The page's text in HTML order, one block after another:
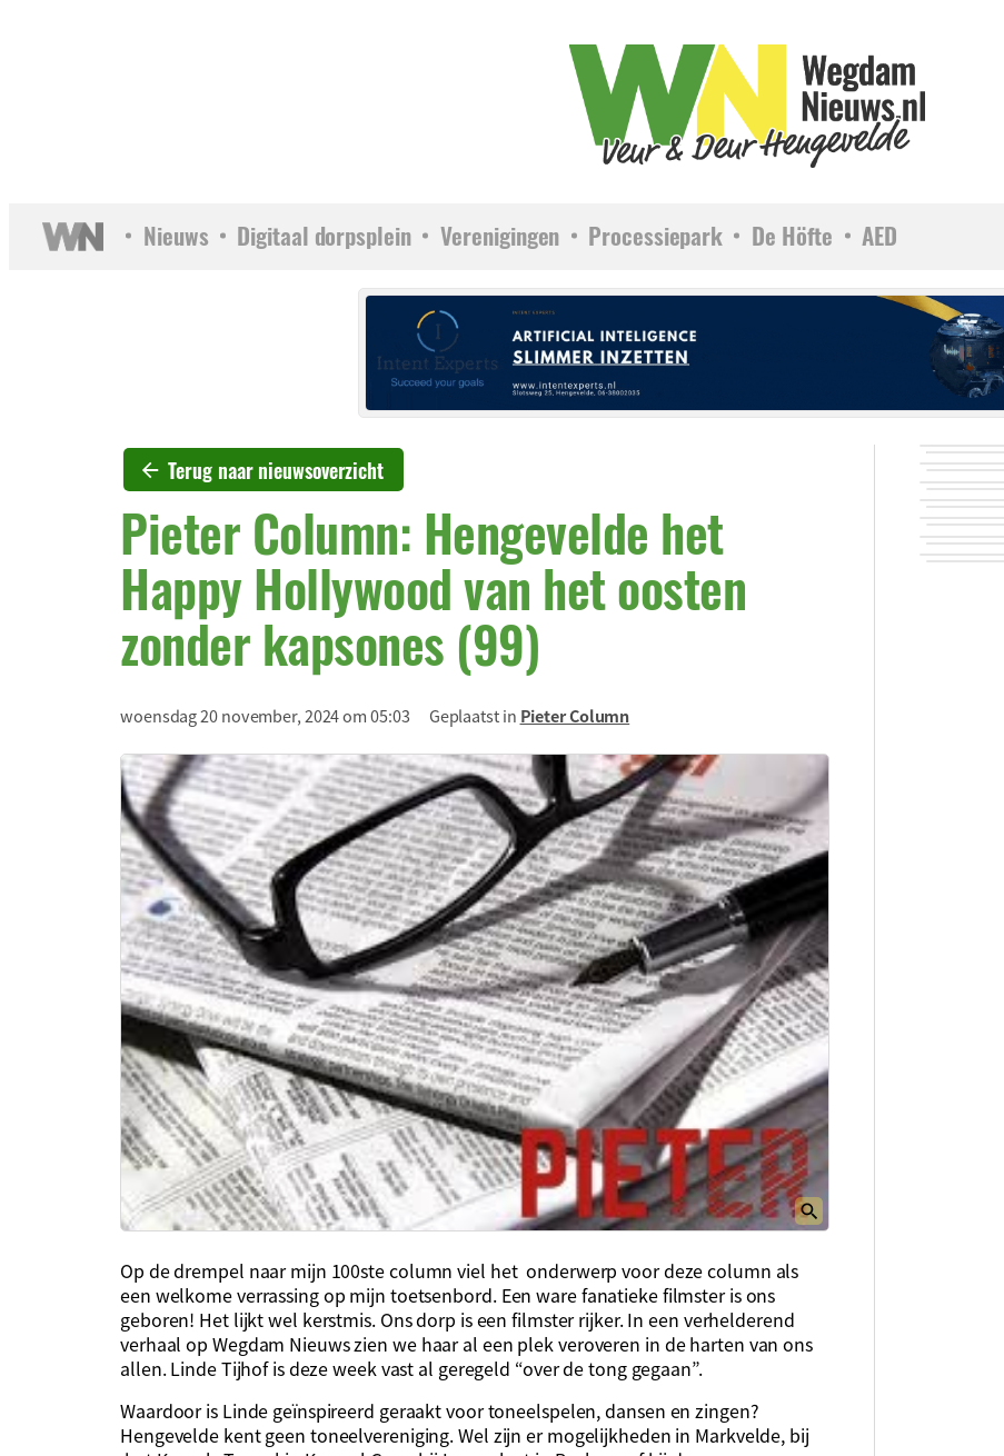
Nieuws Digitaal dorpsplein Verenigingen Processiepark De Höfte AED
Terug naar nieuwsoverzicht
Pieter Column: Hengevelde het
Happy Hollywood van het oosten
zonder kapsones (99)
woensdag 20 november, 2024 om 05:03 Geplaatst in Pieter Column
Op de drempel naar mijn 100stecolumn viel het onderwerp voor deze column als
een welkome verrassing op mijn toetsenbord.Een ware fanatieke filmster isons
geboren! Het lijkt wel kerstmis. Ons dorp is een filmster rijker. In een verhelderend
verhaal op Wegdam Nieuws zien we haar al een plek veroveren in de harten van ons
allen. Linde Tijhof is deze week vast al geregeld “over de tong gegaan”.
Waardoor is Linde geïnspireerd geraakt voor toneelspelen, dansen en zingen?
Hengevelde kent geen toneelvereniging. Wel zijn er mogelijkheden in Markvelde, bij